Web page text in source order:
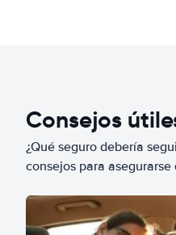
Consejos
¿Qué seguro debería
consejos para